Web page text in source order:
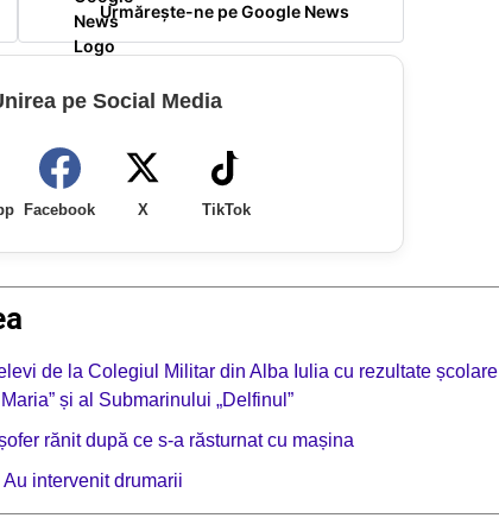
Urmărește-ne pe Google News
pe Social Media
Facebook X TikTok
de la Colegiul Militar din Alba Iulia cu rezultate școlare
și al Submarinului „Delfinul”
rănit după ce s-a răsturnat cu mașina
intervenit drumarii